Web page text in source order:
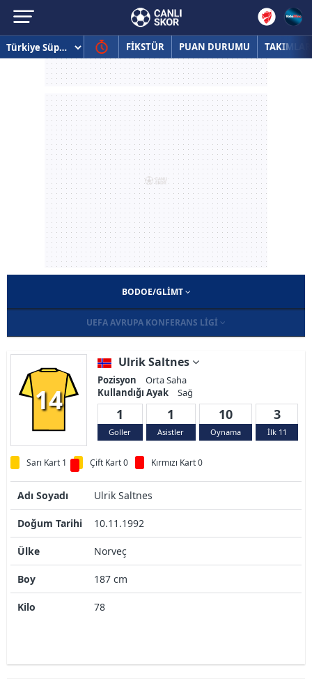
FİKSTÜR PUAN DURUMU TAKIMLAR
BODOE/GLIMT
UEFA AVRUPA KONFERANS LIGI
14
Ulrik Saltnes
Pozisyon
Orta Saha
Kullandığı Ayak
Sağ
1
Goller
1
Asistler
10
Oynama
3
İlk 11
Sarı Kart 1 Çift Kart 0 Kırmızı Kart 0
Adı Soyadı Ulrik Saltnes
Doğum Tarihi 10.11.1992
Ülke Norveç
Boy 187 cm
Kilo 78